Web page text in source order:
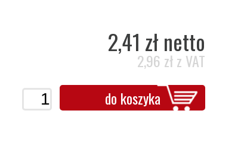
2,41 zł netto
2,96 zł z VAT
do koszyka